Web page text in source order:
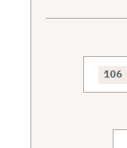
106